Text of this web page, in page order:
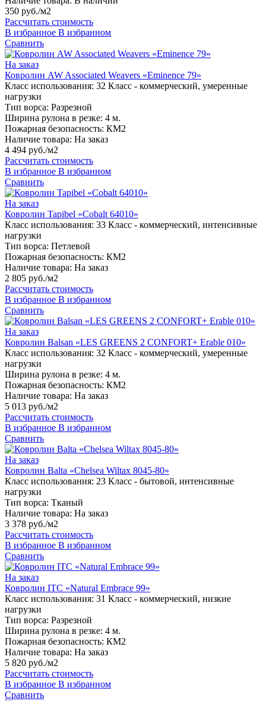
350 руб./м2
Рассчитать стоимость
В избранное В избранном
Сравнить
На заказ
Ковролин AW Associated Weavers «Eminence 79»
Класс использования: 32 Класс - коммерческий, умеренные
нагрузки
Тип ворса: Разрезной
Ширина рулона в резке: 4 м.
Пожарная безопасность: КМ2
Наличие товара: На заказ
4 494 руб./м2
Рассчитать стоимость
В избранное В избранном
Сравнить
На заказ
Ковролин Tapibel «Cobalt 64010»
Класс использования: 33 Класс - коммерческий, интенсивные
нагрузки
Тип ворса: Петлевой
Пожарная безопасность: КМ2
Наличие товара: На заказ
2 805 руб./м2
Рассчитать стоимость
В избранное В избранном
Сравнить
На заказ
Ковролин Balsan «LES GREENS 2 CONFORT+ Erable 010»
Класс использования: 32 Класс - коммерческий, умеренные
нагрузки
Ширина рулона в резке: 4 м.
Пожарная безопасность: КМ2
Наличие товара: На заказ
5 013 руб./м2
Рассчитать стоимость
В избранное В избранном
Сравнить
На заказ
Ковролин Balta «Chelsea Wiltax 8045-80»
Класс использования: 23 Класс - бытовой, интенсивные
нагрузки
Тип ворса: Тканый
Наличие товара: На заказ
3 378 руб./м2
Рассчитать стоимость
В избранное В избранном
Сравнить
На заказ
Ковролин ITC «Natural Embrace 99»
Класс использования: 31 Класс - коммерческий, низкие
нагрузки
Тип ворса: Разрезной
Ширина рулона в резке: 4 м.
Пожарная безопасность: КМ2
Наличие товара: На заказ
5 820 руб./м2
Рассчитать стоимость
В избранное В избранном
Сравнить